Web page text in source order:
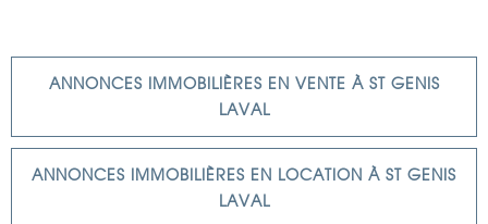
ANNONCES IMMOBILIÈRES EN VENTE À ST GENIS
LAVAL
ANNONCES IMMOBILIÈRES EN LOCATION À ST GENIS
LAVAL